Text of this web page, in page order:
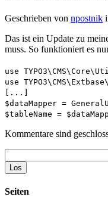
Geschrieben von npostnik
Das ist ein Update zu
muss. So funktioniert es
use
use
[...]
$dataMapper =
$tableName =
Kommentare sind
Seiten